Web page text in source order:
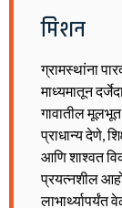
मिशन
ग्रामस्थांना
माध्यमातून
गावातील
प्राधान्य देणे,
आणि शाश्वत
प्रयत्नशील